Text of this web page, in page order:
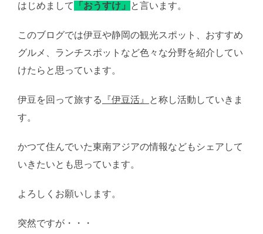
はじめまして 「おうすけ」 と言います。
このブログでは伊豆や静岡の観光スポット、おすすめ
グルメ、ランチスポットなど色々な分野を紹介してい
けたらと思っています。
伊豆を回って旅する 『伊豆活』
と称し活動していきま
す。
かつて住んでいた東南アジアの情報などもシェアして
いきたいとも思っています。
よろしくお願いします。
突然ですが・・・